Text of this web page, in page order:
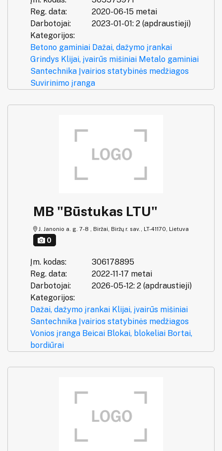
Reg. data:
2020-06-15 metai
Darbotojai:
2023-01-01: 2 (apdraustieji)
Kategorijos:
Betono gaminiai Dažai, dažymo įrankai
Grindys Klijai, įvairūs mišiniai Metalo gaminiai
Santechnika Įvairios statybinės medžiagos
Suvirinimo įranga
MB "Būstukas LTU"
J. Janonio a. g. 7-8 , Biržai, Biržų r. sav., LT-41170, Lietuva
0
Įm. kodas:
306178895
Reg. data:
2022-11-17 metai
Darbotojai:
2026-05-12: 2 (apdraustieji)
Kategorijos:
Dažai, dažymo įrankai Klijai, įvairūs mišiniai
Santechnika Įvairios statybinės medžiagos
Vonios įranga Beicai Blokai, blokeliai Bortai,
bordiūrai